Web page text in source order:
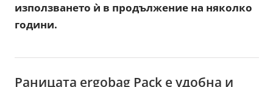
използването ѝ в продължение на няколко
години.
Раницата ergobag Pack е удобна и